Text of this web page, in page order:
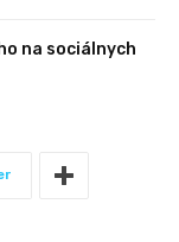
na sociálnych